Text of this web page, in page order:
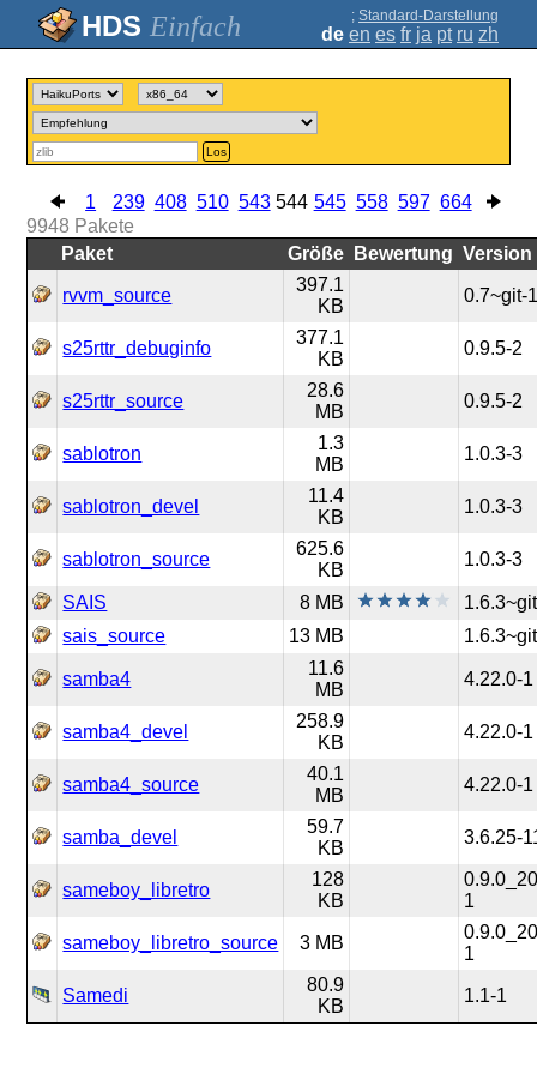
Einfach ; Standard-Darstellung
de en es fr ja pt ru zh
Los
1 239 408 510 543 544 545 558 597 664
9948 Pakete
Paket
Größe Bewertung Version
rvvm_source
397.1
KB
0.7~git-
s25rttr_debuginfo
377.1
KB
0.9.5-2
s25rttr_source
28.6
MB
0.9.5-2
sablotron
1.3
MB
1.0.3-3
sablotron_devel
11.4
KB
1.0.3-3
sablotron_source
625.6
KB
1.0.3-3
SAIS 8 MB
sais_source
13 MB
samba4
11.6
MB
4.22.0-1
samba4_devel
258.9
KB
4.22.0-1
samba4_source
40.1
MB
4.22.0-1
samba_devel
59.7
KB
3.6.25-
sameboy_libretro
128
KB
1
sameboy_libretro_source 3 MB
1
Samedi
80.9
KB
1.1-1